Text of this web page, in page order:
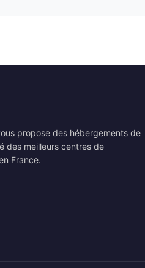
propose des hébergements de
des meilleurs centres de
France.